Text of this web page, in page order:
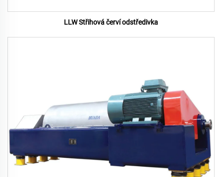
LLW Střihová červí odstředivka